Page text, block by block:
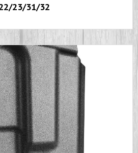
23/31/32